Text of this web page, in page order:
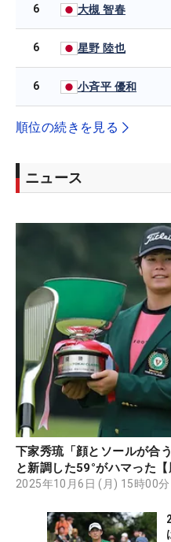
6 大槻 智春
6 星野 陸也
6 小斉平 優和
順位の続きを見る
ニュース
下家秀琉「顔とソールが
と新調した59°がハマった【
2025年10月6日 (月) 15時00分